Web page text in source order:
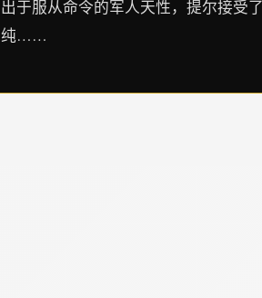
出于服从命令的军人天性，提尔接受
纯……